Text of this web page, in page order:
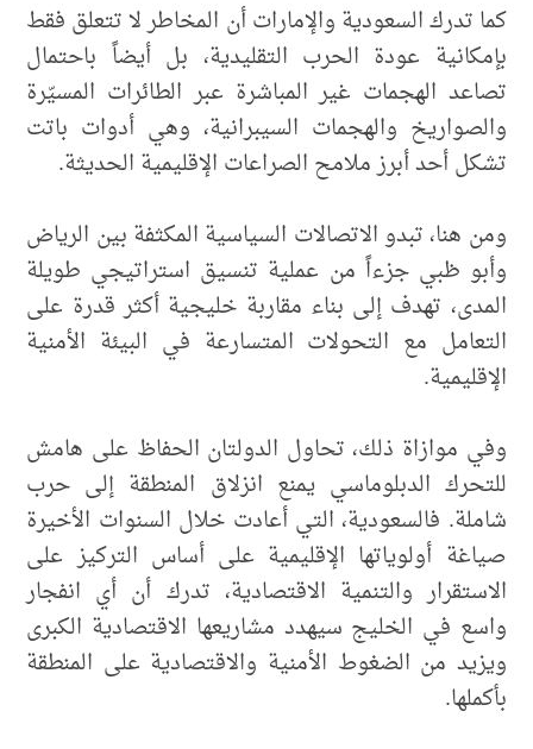
كما تدرك السعودية والإمارات أن المخاطر لا تتعلق فقط
بإمكانية عودة الحرب التقليدية، بل أيضاً باحتمال
تصاعد الهجمات غير المباشرة عبر الطائرات المسيّرة
والصواريخ والهجمات السيبرانية، وهي أدوات باتت
تشكل أحد أبرز ملامح الصراعات الإقليمية الحديثة.
ومن هنا، تبدو الاتصالات السياسية المكثفة بين الرياض
وأبو ظبي جزءاً من عملية تنسيق استراتيجي طويلة
المدى، تهدف إلى بناء مقاربة خليجية أكثر قدرة على
التعامل مع التحولات المتسارعة في البيئة الأمنية
الإقليمية.
وفي موازاة ذلك، تحاول الدولتان الحفاظ على هامش
للتحرك الدبلوماسي يمنع انزلاق المنطقة إلى حرب
شاملة. فالسعودية، التي أعادت خلال السنوات الأخيرة
صياغة أولوياتها الإقليمية على أساس التركيز على
الاستقرار والتنمية الاقتصادية، تدرك أن أي انفجار
واسع في الخليج سيهدد مشاريعها الاقتصادية الكبرى
ويزيد من الضغوط الأمنية والاقتصادية على المنطقة
بأكملها.